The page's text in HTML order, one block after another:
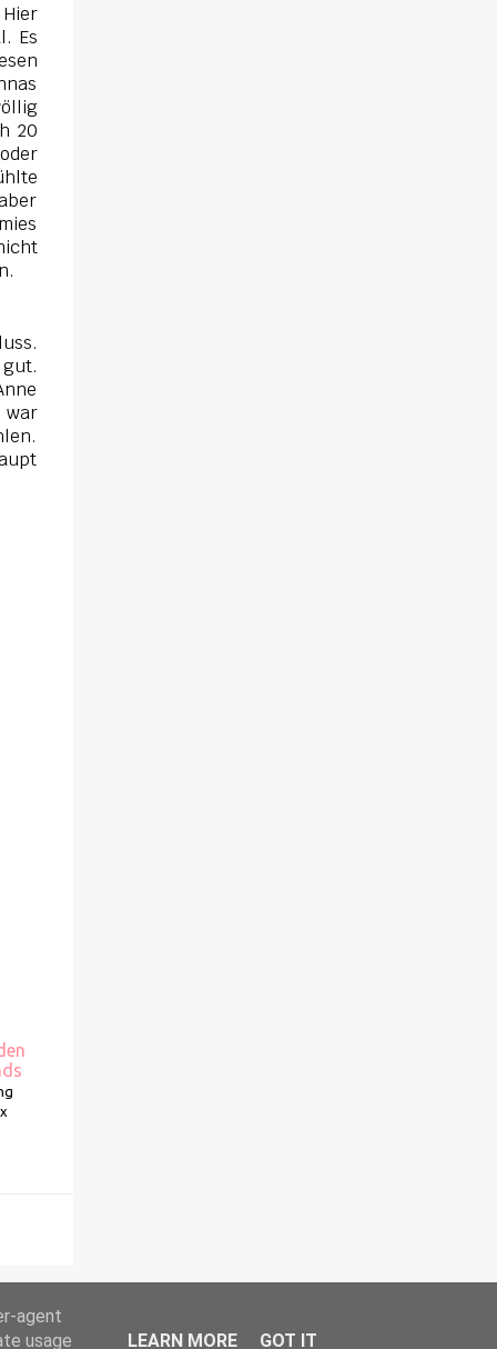
Es
20
agent
usage
LEARN MORE GOT IT